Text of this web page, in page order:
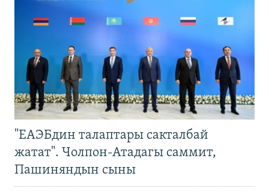
"ЕАЭБдин талаптары сакталбай
жатат". Чолпон-Атадагы саммит,
Пашиняндын сыны